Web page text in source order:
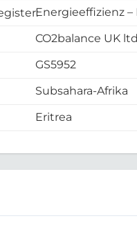
Energieeffizienz –
CO2balance UK
GS5952
Subsahara-Afrika
Eritrea